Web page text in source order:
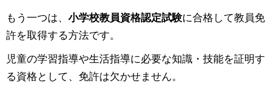
もう一つは、 小学校教員資格認定試験に合格して教員免
許を取得する方法です。
児童の学習指導や生活指導に必要な知識・技能を証明す
る資格として、免許は欠かせません。